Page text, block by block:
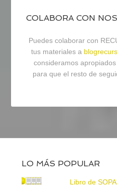
COLABORA CON
Puedes colaborar con
tus materiales a
consideramos
para que el resto de
LO MÁS POPULAR
Libro de